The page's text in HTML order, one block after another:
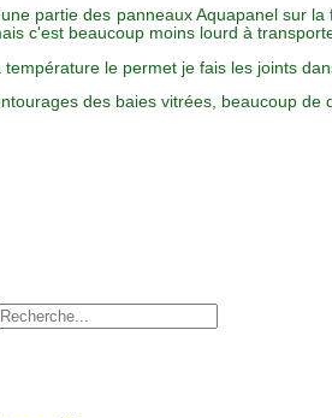
partie des panneaux Aquapanel sur
c'est beaucoup moins lourd à
température le permet je fais les joints
des baies vitrées, beaucoup